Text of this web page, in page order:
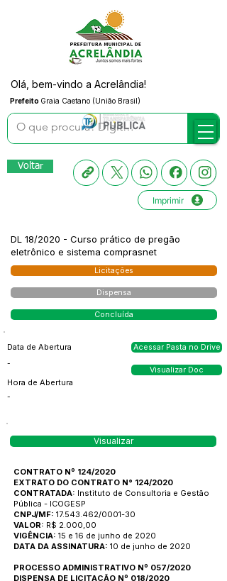
Prefeito Graia Caetano (União Brasil)
Olá, bem-vindo a Acrelândia!
Voltar
Imprimir
DL 18/2020 - Curso prático de pregão
eletrônico e sistema comprasnet
Licitações
Dispensa
Concluída
Data de Abertura
-
Hora de Abertura
-
Acessar Pasta no Drive
Visualizar Doc
Visualizar
CONTRATO Nº 124/2020
EXTRATO DO CONTRATO N° 124/2020
CONTRATADA: Instituto de Consultoria e Gestão
Pública - ICOGESP
CNPJ/MF: 17.543.462/0001-30
VALOR: R$ 2.000,00
VIGÊNCIA: 15 e 16 de junho de 2020
DATA DA ASSINATURA: 10 de junho de 2020
PROCESSO ADMINISTRATIVO Nº 057/2020
DISPENSA DE LICITAÇÃO Nº 018/2020